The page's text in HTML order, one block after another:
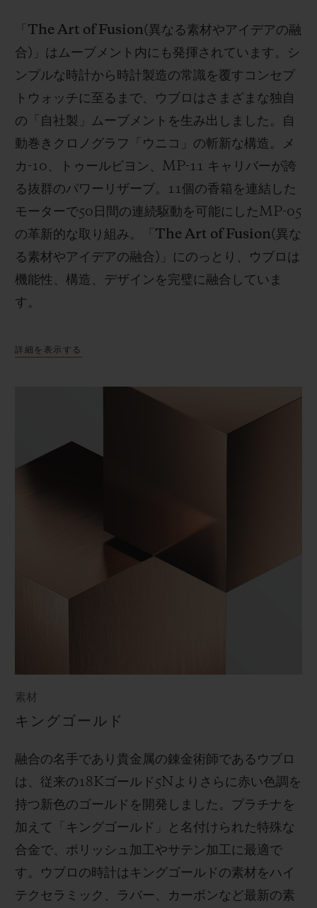
The Art of Fusion(異なる素材やアイデアの融
合) 」はムーブメント内にも発揮されています。シ
ンプルな時計から時計製造の常識を覆すコンセプ
トウォッチに至るまで、ウブロはさまざまな独自
の「自社製」ムーブメントを生み出しました。自
動巻きクロノグラフ「ウニコ」の斬新な構造。メ
カ -10 、トゥールビヨン、 MP-11 キャリバーが誇
る抜群のパワーリザーブ。 11個の香箱を連結した
モーターで50 日間の連続駆動を可能にしたMP-05
の革新的な取り組み。「 The Art of Fusion(異な
る素材やアイデアの融合) 」にのっとり、ウブロは
機能性、構造、デザインを完璧に融合していま
す。
詳細を表示する
素材
キングゴールド
融合の名手であり貴金属の錬金術師であるウブロ
は、従来の18Kゴールド 5N よりさらに赤い色調を
持つ新色のゴールドを開発しました。プラチナを
加えて「キングゴールド」と名付けられた特殊な
合金で、ポリッシュ加工やサテン加工に最適で
す。 ウブロの時計はキングゴールドの素材をハイ
テクセラミック、ラバー、カーボンなど最新の素